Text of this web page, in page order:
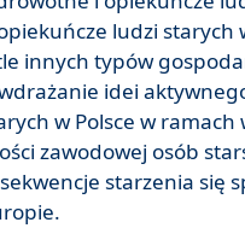
ludzi starych
innych typów
idei
w Polsce w
zawodowej osób
starzenia się
.